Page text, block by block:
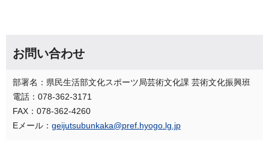
お問い合わせ
部署名：県民生活部文化スポーツ局芸術文化課 芸術文化振興班
電話：078-362-3171
FAX：078-362-4260
Eメール： geijutsubunkaka@pref.hyogo.lg.jp